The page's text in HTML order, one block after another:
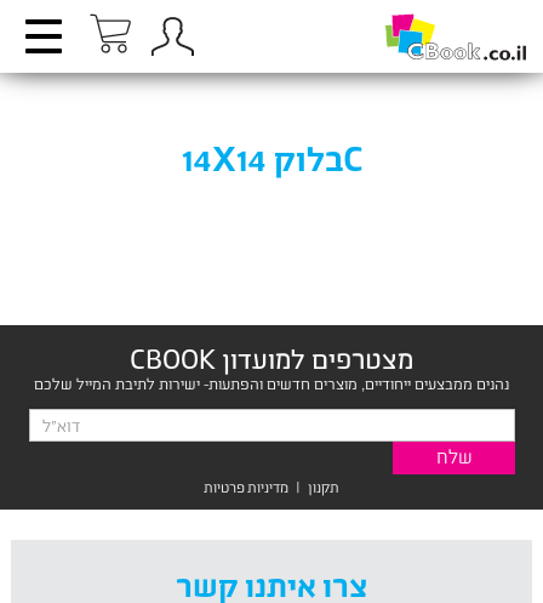
Cבלוק 14X14
מצטרפים למועדון CBOOK
נהנים ממבצעים ייחודיים, מוצרים חדשים והפתעות- ישירות לתיבת המייל שלכם
תקנון | מדיניות פרטיות
צרו איתנו קשר